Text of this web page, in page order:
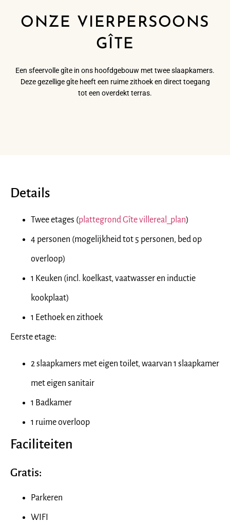
ONZE VIERPERSOONS
GÎTE
Een sfeervolle gîte in ons hoofdgebouw met twee slaapkamers.
Deze gezellige gîte heeft een ruime zithoek en direct toegang
tot een overdekt terras.
Details
Twee etages (plattegrondGîte villereal_plan)
4 personen (mogelijkheid tot 5 personen, bed op
overloop)
1 Keuken (incl. koelkast, vaatwasser en inductie
kookplaat)
1 Eethoek en zithoek
Eerste etage:
2 slaapkamers met eigen toilet, waarvan 1 slaapkamer
met eigen sanitair
1 Badkamer
1 ruime overloop
Faciliteiten
Gratis:
Parkeren
WIFI